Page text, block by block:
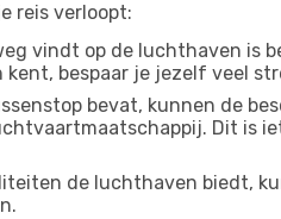
reis verloopt:
vindt op de luchthaven is
bespaar je jezelf veel
bevat, kunnen de
Dit is
de luchthaven biedt,